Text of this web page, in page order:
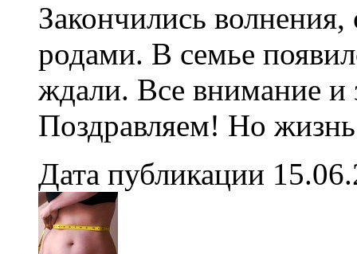
Закончились
родами. В семье
ждали. Все внимание и
Поздравляем! Но
Дата публикации